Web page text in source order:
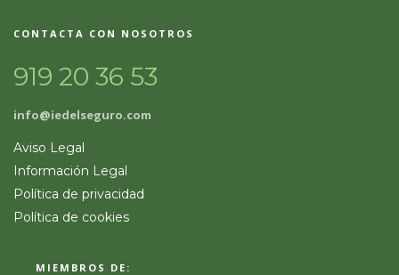
CONTACTA CON NOSOTROS
919 20 36 53
info@iedelseguro.com
Aviso Legal
Información Legal
Política de privacidad
Política de cookies
MIEMBROS DE: